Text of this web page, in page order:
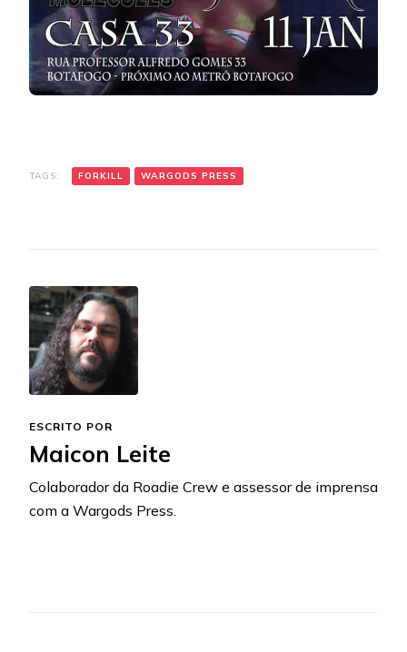
TAGS: FORKILL WARGODS PRESS
ESCRITO POR
Maicon Leite
Colaborador da Roadie Crew e assessor de imprensa
com a Wargods Press.